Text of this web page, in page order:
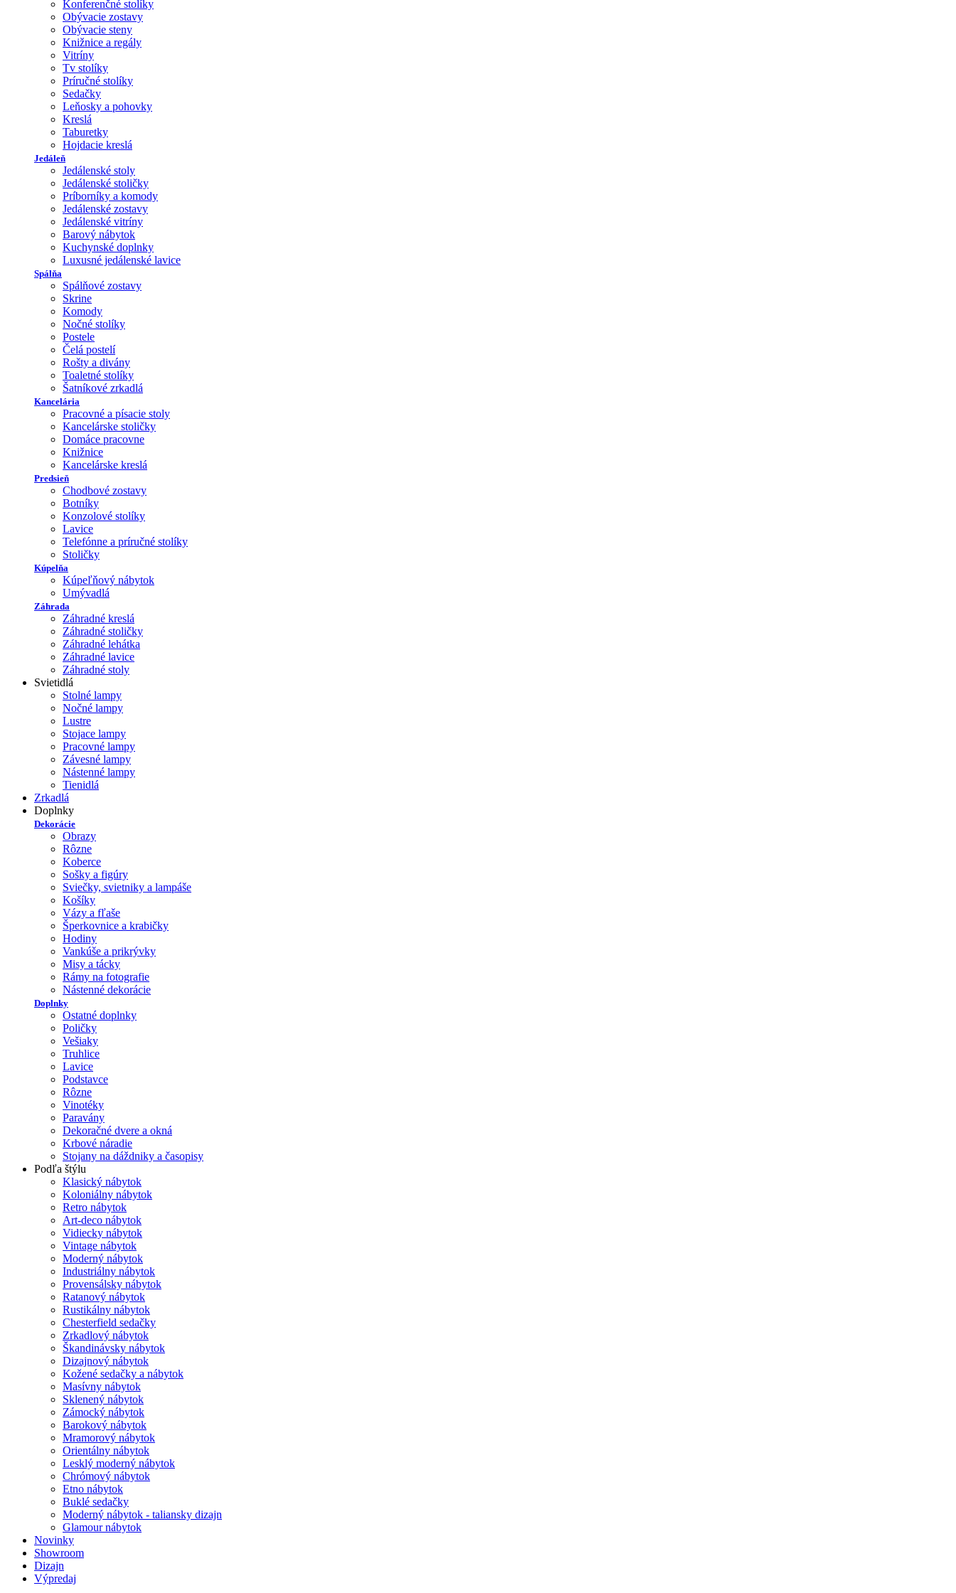
Konferenčné stolíky
Obývacie zostavy
Obývacie steny
Knižnice a regály
Vitríny
Tv stolíky
Príručné stolíky
Sedačky
Leňosky a pohovky
Kreslá
Taburetky
Hojdacie kreslá
Jedáleň
Jedálenské stoly
Jedálenské stoličky
Príborníky a komody
Jedálenské zostavy
Jedálenské vitríny
Barový nábytok
Kuchynské doplnky
Luxusné jedálenské lavice
Spálňa
Spálňové zostavy
Skrine
Komody
Nočné stolíky
Postele
Čelá postelí
Rošty a divány
Toaletné stolíky
Šatníkové zrkadlá
Kancelária
Pracovné a písacie stoly
Kancelárske stoličky
Domáce pracovne
Knižnice
Kancelárske kreslá
Predsieň
Chodbové zostavy
Botníky
Konzolové stolíky
Lavice
Telefónne a príručné stolíky
Stoličky
Kúpelňa
Kúpeľňový nábytok
Umývadlá
Záhrada
Záhradné kreslá
Záhradné stoličky
Záhradné lehátka
Záhradné lavice
Záhradné stoly
Svietidlá
Stolné lampy
Nočné lampy
Lustre
Stojace lampy
Pracovné lampy
Závesné lampy
Nástenné lampy
Tienidlá
Zrkadlá
Doplnky
Dekorácie
Obrazy
Rôzne
Koberce
Sošky a figúry
Sviečky, svietniky a lampáše
Košíky
Vázy a fľaše
Šperkovnice a krabičky
Hodiny
Vankúše a prikrývky
Misy a tácky
Rámy na fotografie
Nástenné dekorácie
Doplnky
Ostatné doplnky
Poličky
Vešiaky
Truhlice
Lavice
Podstavce
Rôzne
Vinotéky
Paravány
Dekoračné dvere a okná
Krbové náradie
Stojany na dáždniky a časopisy
Podľa štýlu
Klasický nábytok
Koloniálny nábytok
Retro nábytok
Art-deco nábytok
Vidiecky nábytok
Vintage nábytok
Moderný nábytok
Industriálny nábytok
Provensálsky nábytok
Ratanový nábytok
Rustikálny nábytok
Chesterfield sedačky
Zrkadlový nábytok
Škandinávsky nábytok
Dizajnový nábytok
Kožené sedačky a nábytok
Masívny nábytok
Sklenený nábytok
Zámocký nábytok
Barokový nábytok
Mramorový nábytok
Orientálny nábytok
Lesklý moderný nábytok
Chrómový nábytok
Etno nábytok
Buklé sedačky
Moderný nábytok - taliansky dizajn
Glamour nábytok
Novinky
Showroom
Dizajn
Výpredaj